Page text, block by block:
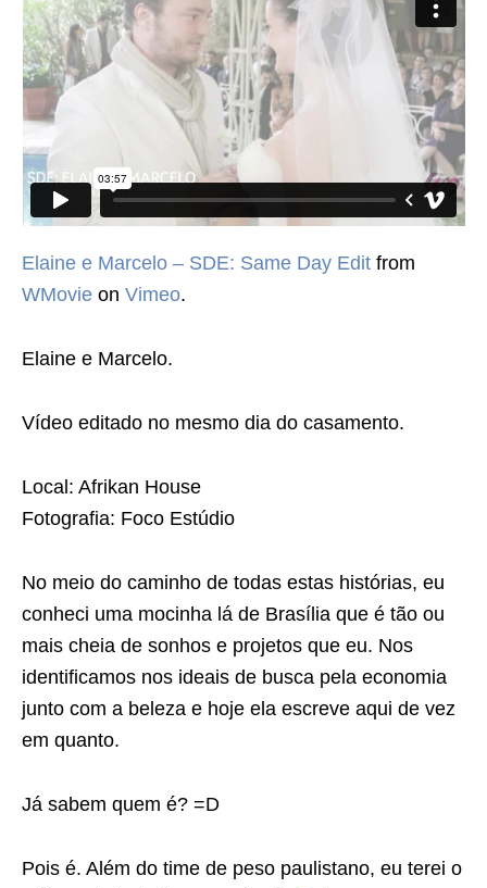
Elaine e Marcelo – SDE: Same Day Edit from
WMovie on Vimeo.
Elaine e Marcelo.
Vídeo editado no mesmo dia do casamento.
Local: Afrikan House
Fotografia: Foco Estúdio
No meio do caminho de todas estas histórias, eu
conheci uma mocinha lá de Brasília que é tão ou
mais cheia de sonhos e projetos que eu. Nos
identificamos nos ideais de busca pela economia
junto com a beleza e hoje ela escreve aqui de vez
em quanto.
Já sabem quem é? =D
Pois é. Além do time de peso paulistano, eu terei o